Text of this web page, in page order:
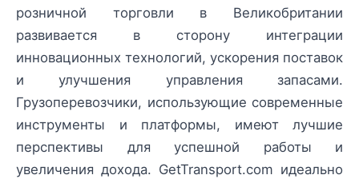
розничной торговли в Великобритании
развивается в сторону интеграции
инновационных технологий, ускорения поставок
и улучшения управления запасами.
Грузоперевозчики, использующие современные
инструменты и платформы, имеют лучшие
перспективы для успешной работы и
увеличения дохода. GetTransport.com идеально